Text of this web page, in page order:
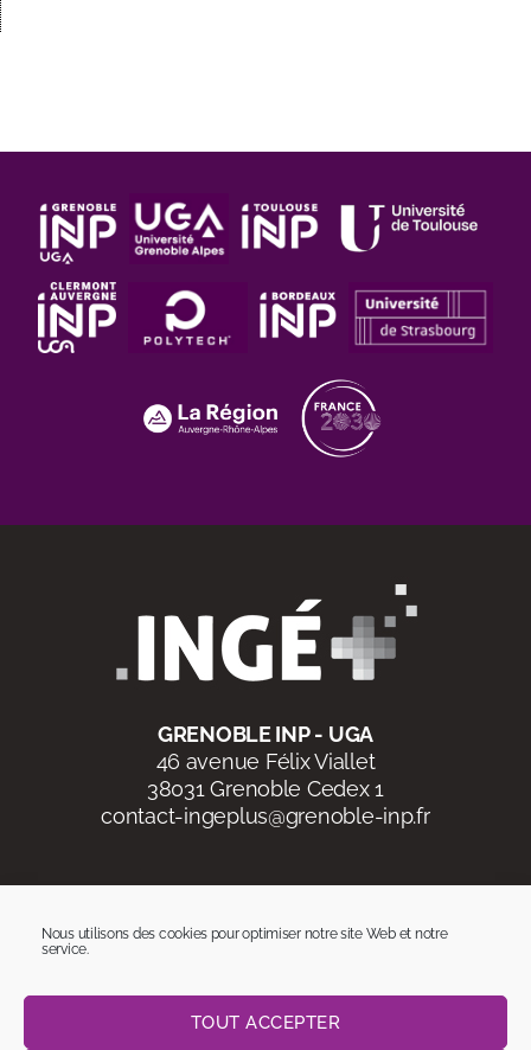
Nous utilisons des cookies pour optimiser notre site Web et notre
service.
TOUT ACCEPTER
GRENOBLE INP - UGA
46 avenue Félix Viallet
38031 Grenoble Cedex 1
contact-ingeplus@grenoble-inp.fr
Programme soutenu par :